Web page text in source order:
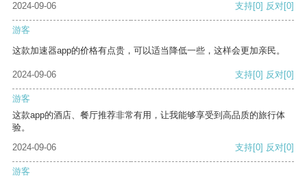
2024-09-06
支持[0] 反对[0]
游客
这款加速器app的价格有点贵，可以适当降低一些，这样会更加亲民。
2024-09-06 支持[0] 反对[0]
游客
这款app的酒店、餐厅推荐非常有用，让我能够享受到高品质的旅行体
验。
2024-09-06
支持[0] 反对[0]
游客